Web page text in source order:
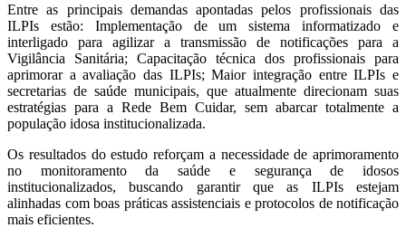
Entre as principais demandas apontadas pelos profissionais das
ILPIs estão: Implementação de um sistema informatizado e
interligado para agilizar a transmissão de notificações para a
Vigilância Sanitária; Capacitação técnica dos profissionais para
aprimorar a avaliação das ILPIs; Maior integração entre ILPIs e
secretarias de saúde municipais, que atualmente direcionam suas
estratégias para a Rede Bem Cuidar, sem abarcar totalmente a
população idosa institucionalizada.
Os resultados do estudo reforçam a necessidade de aprimoramento
no monitoramento da saúde e segurança de idosos
institucionalizados, buscando garantir que as ILPIs estejam
alinhadas com boas práticas assistenciais e protocolos de notificação
mais eficientes.